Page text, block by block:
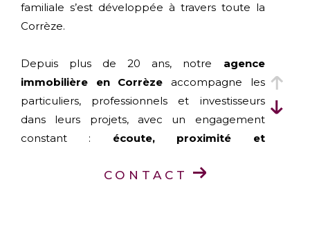
familiale s’est développée à travers toute la
Corrèze.
Depuis plus de 20 ans, notre agence
immobilière en Corrèze accompagne les
particuliers, professionnels et investisseurs
dans leurs projets, avec un engagement
constant : écoute, proximité et
CONTACT